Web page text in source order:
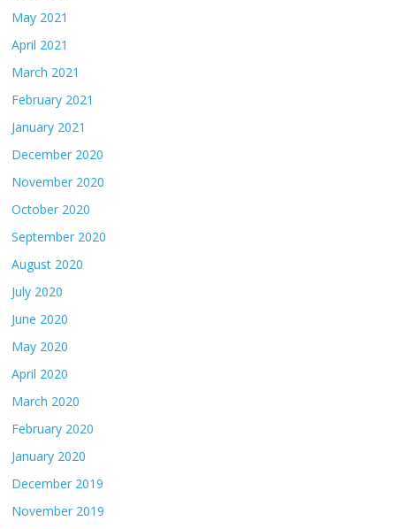
May 2021
April 2021
March 2021
February 2021
January 2021
December 2020
November 2020
October 2020
September 2020
August 2020
July 2020
June 2020
May 2020
April 2020
March 2020
February 2020
January 2020
December 2019
November 2019